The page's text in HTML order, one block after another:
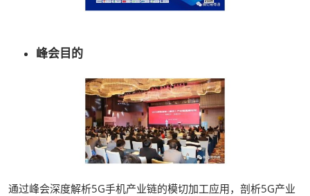
峰会目的
通过峰会深度解析5G手机产业链的模切加工应用，剖析5G产业